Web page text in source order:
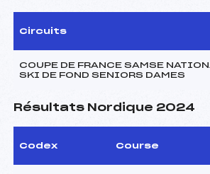
Circuits
COUPE DE FRANCE SAMSE
SKI DE FOND SENIORS DAMES
Résultats Nordique 2024
Codex Course